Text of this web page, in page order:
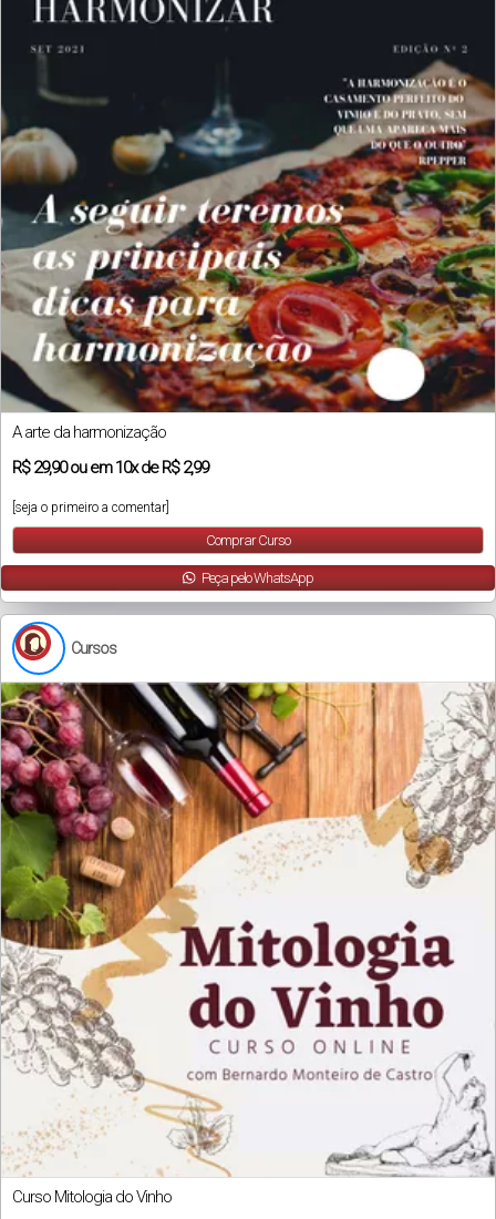
A arte da harmonização
R$29,90ou em10xdeR$ 2,99
[seja o primeiro a comentar]
Comprar Curso
Peça pelo WhatsApp
Cursos
Curso Mitologia do Vinho